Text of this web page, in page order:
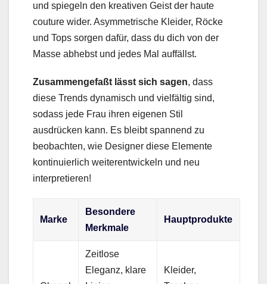
und spiegeln den kreativen Geist der haute
couture wider. Asymmetrische Kleider, Röcke
und Tops sorgen dafür, dass du dich von der
Masse abhebst und jedes Mal auffällst.
Zusammengefaßt lässt sich sagen, dass
diese Trends dynamisch und vielfältig sind,
sodass jede Frau ihren eigenen Stil
ausdrücken kann. Es bleibt spannend zu
beobachten, wie Designer diese Elemente
kontinuierlich weiterentwickeln und neu
interpretieren!
Marke
Besondere
Merkmale
Hauptprodukte
Zeitlose
Eleganz, klare
Kleider,